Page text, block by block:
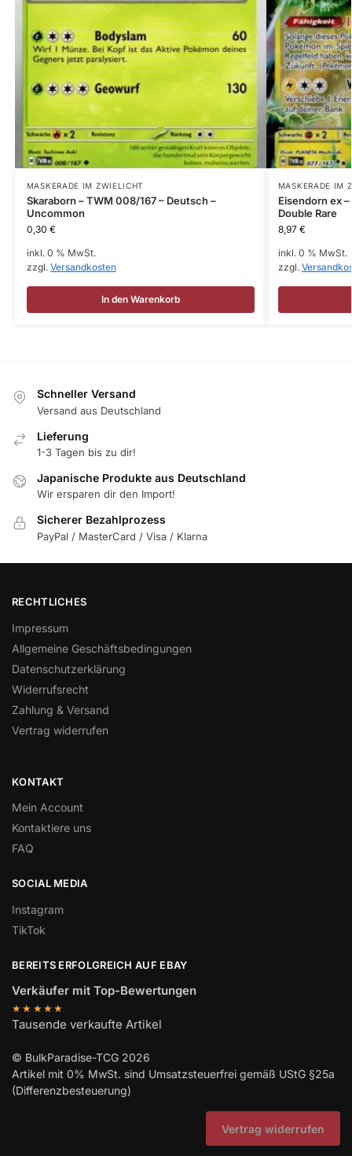
MASKERADE IM ZWIELICHT
Skaraborn – TWM 008/167 – Deutsch –
Uncommon
0,30 €
inkl. 0 % MwSt.
zzgl. Versandkosten
In den Warenkorb
MASKERADE IM
Eisendorn ex
Double Rare
8,97 €
inkl. 0 % MwSt.
zzgl.
Schneller Versand
Versand aus Deutschland
Lieferung
1-3 Tagen bis zu dir!
Japanische Produkte aus Deutschland
Wir ersparen dir den Import!
Sicherer Bezahlprozess
PayPal / MasterCard / Visa / Klarna
RECHTLICHES
Impressum
Allgemeine Geschäftsbedingungen
Datenschutzerklärung
Widerrufsrecht
Zahlung & Versand
Vertrag widerrufen
KONTAKT
Mein Account
Kontaktiere uns
FAQ
SOCIAL MEDIA
Instagram
TikTok
BEREITS ERFOLGREICH AUF EBAY
Verkäufer mit Top-Bewertungen
★★★★★
Tausende verkaufte Artikel
© BulkParadise-TCG 2026
Artikel mit 0% MwSt. sind Umsatzsteuerfrei gemäß UStG §25a
(Differenzbesteuerung)
Vertrag widerrufen